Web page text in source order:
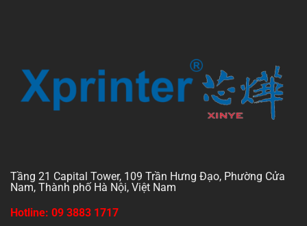
Tầng 21 Capital Tower, 109 Trần Hưng Đạo, Phường Cửa
Nam, Thành phố Hà Nội, Việt Nam
Hotline: 09 3883 1717